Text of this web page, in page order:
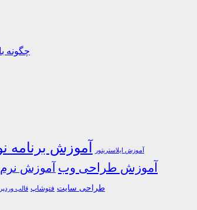
چگونه
آموزش ایلاستریتور آموزش برنامه
آموزش طراحی وب آموزش نرم
طراحی سایت فتوشاپ قالب